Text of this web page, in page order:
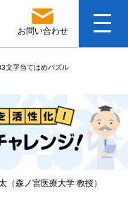
お問い合わせ
文字当てはめパズル
森ノ宮医療大学 教授）